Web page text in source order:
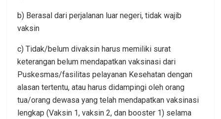
b) Berasal dari perjalanan luar negeri, tidak wajib
vaksin
c) Tidak/belum divaksin harus memiliki surat
keterangan belum mendapatkan vaksinasi dari
Puskesmas/fasilitas pelayanan Kesehatan dengan
alasan tertentu, atau harus didampingi oleh orang
tua/orang dewasa yang telah mendapatkan vaksinasi
lengkap (Vaksin 1, vaksin 2, dan booster 1) selama